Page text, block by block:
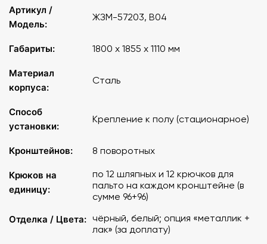
Артикул /
Модель:
ЖЗМ-57203, В04
Габариты: 1800 х 1855 х 1110 мм
Материал
корпуса:
Сталь
Способ
установки:
Крепление к полу (стационарное)
Кронштейнов: 8 поворотных
Крюков на
единицу:
по 12 шляпных и 12 крючков для
пальто на каждом кронштейне (в
сумме 96+96)
Отделка / Цвета: чёрный, белый; опция «металлик +
лак» (за доплату)